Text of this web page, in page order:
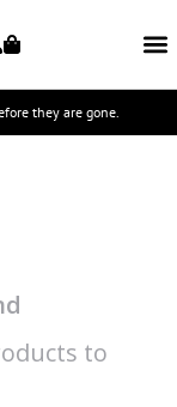
they are gone.
to